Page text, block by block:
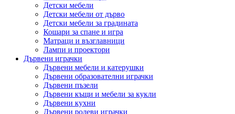
Детски мебели
Детски мебели от дърво
Детски мебели за градината
Кошари за спане и игра
Матраци и възглавници
Лампи и проектори
Дървени играчки
Дървени мебели и катерушки
Дървени образователни играчки
Дървени пъзели
Дървени къщи и мебели за кукли
Дървени кухни
Дървени ролеви играчки